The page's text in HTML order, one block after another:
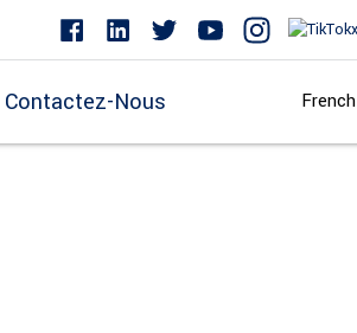
Contactez-Nous French